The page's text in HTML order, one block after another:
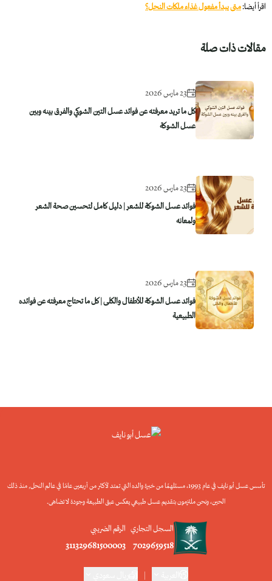
اقرأ أيضا:متى يبدأ مفعول غذاء ملكات النحل؟
مقالات ذات صلة
23 مارس 2026
كل ما تريد معرفته عن فوائد عسل التين الشوكي والفرق بينه وبين
عسل الشوكة
23 مارس 2026
فوائد عسل الشوكة للشعر | دليل كامل لتحسين صحة الشعر
ولمعانه
23 مارس 2026
فوائد عسل الشوكة للأطفال والكلى | كل ما تحتاج معرفته عن فوائده
الطبيعية
تأسس عسل أبو نايف في عام 1993، مستلهمًا من خبرة والده التي تمتد لأكثر من أربعين عامًا في عالم النحل, منذ ذلك
الحين، ونحن ملتزمون بتقديم عسل طبيعي يعكس عبق الطبيعة وجودة لا تضاهى.
السجل التجاري
7029659518
الرقم الضريبي
311329681500003
|